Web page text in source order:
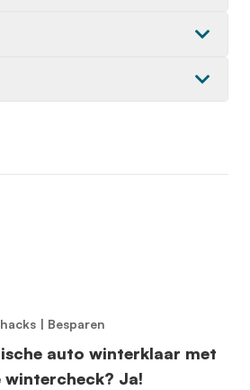
| Besparen
auto winterklaar met
wintercheck? Ja!